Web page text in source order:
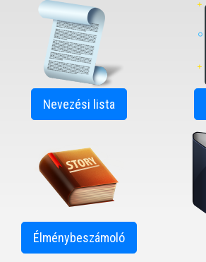
Nevezési lista
Élménybeszámoló